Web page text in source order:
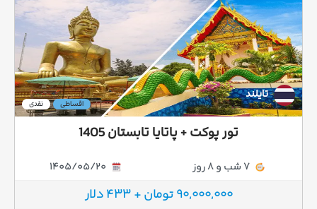
تایلند
نقدی اقساطی
تور پوکت + پاتایا تابستان 1405
90,000,000 تومان + 433 دلار